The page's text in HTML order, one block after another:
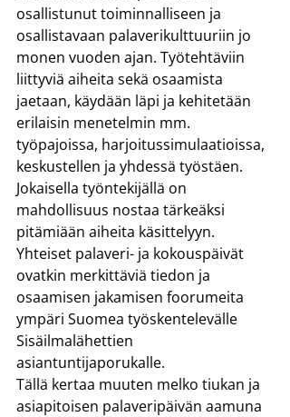
osallistunut toiminnalliseen ja
osallistavaan palaverikulttuuriin jo
monen vuoden ajan. Työtehtäviin
liittyviä aiheita sekä osaamista
jaetaan, käydään läpi ja kehitetään
erilaisin menetelmin mm.
työpajoissa, harjoitussimulaatioissa,
keskustellen ja yhdessä työstäen.
Jokaisella työntekijällä on
mahdollisuus nostaa tärkeäksi
pitämiään aiheita käsittelyyn.
Yhteiset palaveri- ja kokouspäivät
ovatkin merkittäviä tiedon ja
osaamisen jakamisen foorumeita
ympäri Suomea työskentelevälle
Sisäilmalähettien
asiantuntijaporukalle.
Tällä kertaa muuten melko tiukan ja
asiapitoisen palaveripäivän aamuna